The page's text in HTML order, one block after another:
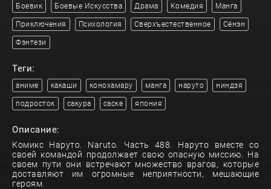
Боевик Боевые Искусства Драма Комедия Манга
Приключения Психология Сверхъестественное Сёнэн
Фэнтези
Теги:
аниме какаши конохамару манга наруто ниндзя
подросток сакура саске япония
Описание:
Комикс Наруто. Naruto. Часть 488. Наруто вместе со
своей командой продолжает свою опасную миссию. На
своем пути они встречают множество врагов, которые
доставляют им огромные неприятности, мешающие
героям.